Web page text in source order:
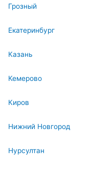
Грозный
Екатеринбург
Казань
Кемерово
Киров
Нижний Новгород
Нурсултан